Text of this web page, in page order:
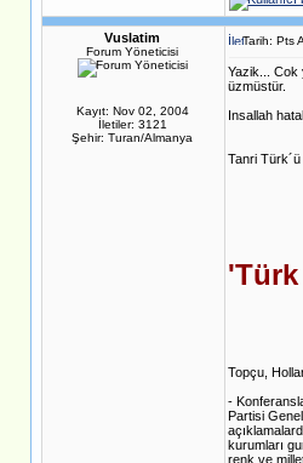
Vuslatim
Forum Yöneticisi
Kayıt: Nov 02, 2004
İletiler: 3121
Şehir: Turan/Almanya
Tarih: Pts
Yazik... Cok
üzmüstür.
Insallah
Tanri
Topçu,
-
Partisi
kurumları
renk ve